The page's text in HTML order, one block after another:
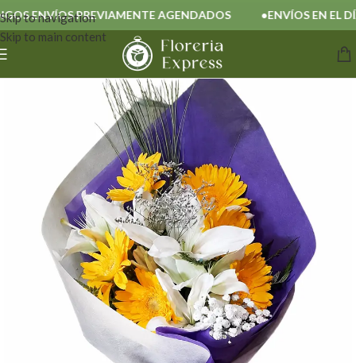
Skip to navigation
Skip to main content
ENVÍOS PREVIAMENTE AGENDADOS ENVÍOS EN EL DÍA